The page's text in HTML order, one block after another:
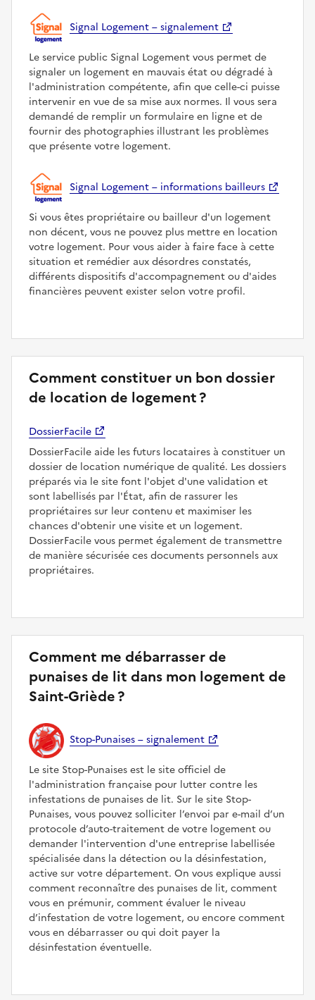
Signal Logement – signalement
Le service public Signal Logement vous permet de
signaler un logement en mauvais état ou dégradé à
l'administration compétente, afin que celle-ci puisse
intervenir en vue de sa mise aux normes. Il vous sera
demandé de remplir un formulaire en ligne et de
fournir des photographies illustrant les problèmes
que présente votre logement.
Signal Logement – informations bailleurs
Si vous êtes propriétaire ou bailleur d'un logement
non décent, vous ne pouvez plus mettre en location
votre logement. Pour vous aider à faire face à cette
situation et remédier aux désordres constatés,
différents dispositifs d'accompagnement ou d'aides
financières peuvent exister selon votre profil.
Comment constituer un bon dossier
de location de logement ?
DossierFacile
DossierFacile aide les futurs locataires à constituer un
dossier de location numérique de qualité. Les dossiers
préparés via le site font l'objet d'une validation et
sont labellisés par l'État, afin de rassurer les
propriétaires sur leur contenu et maximiser les
chances d'obtenir une visite et un logement.
DossierFacile vous permet également de transmettre
de manière sécurisée ces documents personnels aux
propriétaires.
Comment me débarrasser de
punaises de lit dans mon logement de
Saint-Griède ?
Stop-Punaises – signalement
Le site Stop-Punaises est le site officiel de
l'administration française pour lutter contre les
infestations de punaises de lit. Sur le site Stop-
Punaises, vous pouvez solliciter l’envoi par e-mail d’un
protocole d’auto-traitement de votre logement ou
demander l'intervention d'une entreprise labellisée
spécialisée dans la détection ou la désinfestation,
active sur votre département. On vous explique aussi
comment reconnaître des punaises de lit, comment
vous en prémunir, comment évaluer le niveau
d’infestation de votre logement, ou encore comment
vous en débarrasser ou qui doit payer la
désinfestation éventuelle.